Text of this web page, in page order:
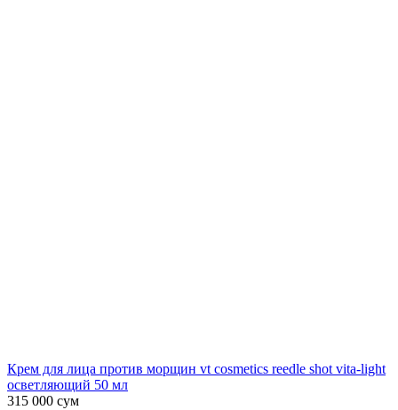
Крем для лица против морщин vt cosmetics reedle shot vita-light
осветляющий 50 мл
315 000 сум